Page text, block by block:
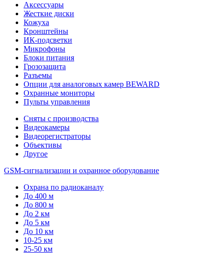
Аксессуары
Жесткие диски
Кожуха
Кронштейны
ИК-подсветки
Микрофоны
Блоки питания
Грозозащита
Разъемы
Опции для аналоговых камер BEWARD
Охранные мониторы
Пульты управления
Сняты с производства
Видеокамеры
Видеорегистраторы
Объективы
Другое
GSM-сигнализации и охранное оборудование
Охрана по радиоканалу
До 400 м
До 800 м
До 2 км
До 5 км
До 10 км
10-25 км
25-50 км